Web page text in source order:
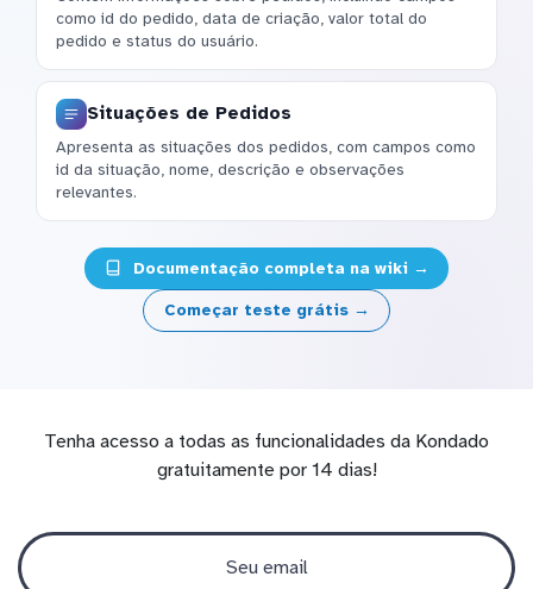
como id do pedido, data de criação, valor total do
pedido e status do usuário.
Situações de Pedidos
Apresenta as situações dos pedidos, com campos como
id da situação, nome, descrição e observações
relevantes.
Documentação completa na wiki →
Começar teste grátis →
Tenha acesso a todas as funcionalidades da Kondado
gratuitamente por 14 dias!